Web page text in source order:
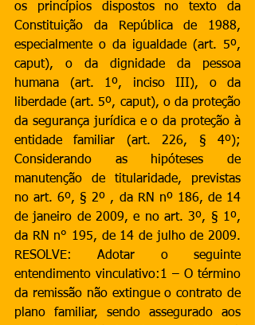
os princípios dispostos no texto da
Constituição da República de 1988,
especialmente o da igualdade (art. 5º,
caput), o da dignidade da pessoa
humana (art. 1º, inciso III), o da
liberdade (art. 5º, caput), o da proteção
da segurança jurídica e o da proteção à
entidade familiar (art. 226, § 4º);
Considerando as hipóteses de
manutenção de titularidade, previstas
no art. 6º, § 2º , da RN nº 186, de 14
de janeiro de 2009, e no art. 3º, § 1º,
da RN n° 195, de 14 de julho de 2009.
RESOLVE: Adotar o seguinte
entendimento vinculativo:1 – O término
da remissão não extingue o contrato de
plano familiar, sendo assegurado aos